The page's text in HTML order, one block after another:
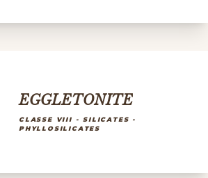
EGGLETONITE
CLASSE VIII - SILICATES -
PHYLLOSILICATES